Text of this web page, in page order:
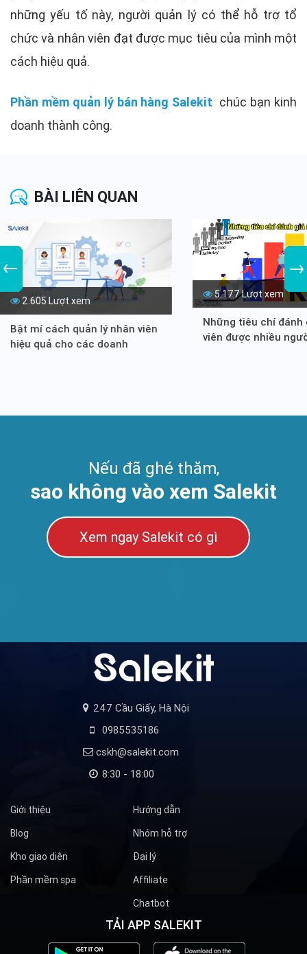
những yếu tố này, người quản lý có thể hỗ trợ tổ
chức và nhân viên đạt được mục tiêu của mình một
cách hiệu quả.
Phần mềm quản lý bán hàng Salekit chúc bạn kinh
doanh thành công.
BÀI LIÊN QUAN
2.605 Lượt xem
Bật mí cách quản lý nhân viên
hiệu quả cho các doanh
5.177 Lượt xem
Những tiêu chí đánh
viên được nhiều
Nếu đã ghé thăm,
sao không vào xem Salekit
Xem ngay Salekit có gì
247 Cầu Giấy, Hà Nội
0985535186
cskh@salekit.com
8:30 - 18:00
Giới thiệu
Blog
Kho giao diện
Phần mềm spa
Hướng dẫn
Nhóm hỗ trợ
Đại lý
Affiliate
Chatbot
TẢI APP SALEKIT